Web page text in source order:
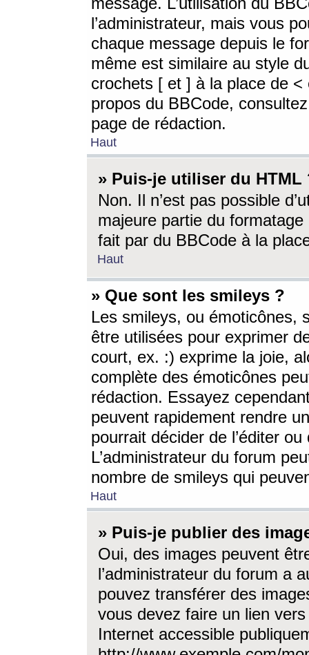
l’administrateur, mais vous
chaque message depuis le
même est similaire au style
crochets [ et ] à la place de <
propos du BBCode,
page de rédaction.
Haut
» Puis-je utiliser du HTML
Non. Il n’est pas possible
majeure partie du
fait par du BBCode à la
Haut
» Que sont les smileys ?
Les smileys, ou émoticônes,
être utilisées pour exprimer
court, ex. :) exprime la joie,
complète des émoticônes
rédaction. Essayez
peuvent rapidement rendre
pourrait décider de l’éditer
L’administrateur du forum
nombre de smileys qui
Haut
» Puis-je publier des
Oui, des images peuvent
l’administrateur du forum a
pouvez transférer des
vous devez faire un lien
Internet accessible